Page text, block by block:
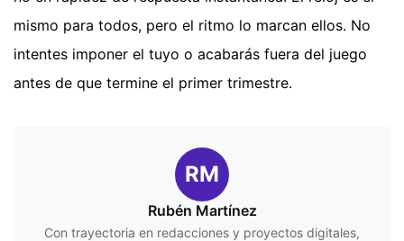
mismo para todos, pero el ritmo lo marcan ellos. No
intentes imponer el tuyo o acabarás fuera del juego
antes de que termine el primer trimestre.
RM
Rubén Martínez
Con trayectoria en redacciones y proyectos digitales,